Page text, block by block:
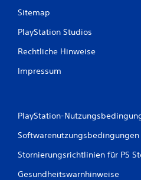
Sitemap
PlayStation Studios
Rechtliche Hinweise
Impressum
PlayStation-
Softwarenutzungsbedingungen
Stornierungsrichtlinien für PS
Gesundheitswarnhinweise